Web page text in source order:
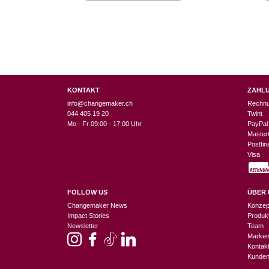
KONTAKT
info@changemaker.ch
044 405 19 20
Mo - Fr 09:00 - 17:00 Uhr
FOLLOW US
Changemaker News
Impact Stories
Newsletter
Twint
PayPal
Visa
ÜBER
Team
Marken
Kontakt